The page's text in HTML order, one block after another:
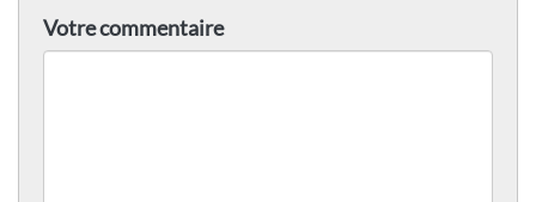
Votre commentaire